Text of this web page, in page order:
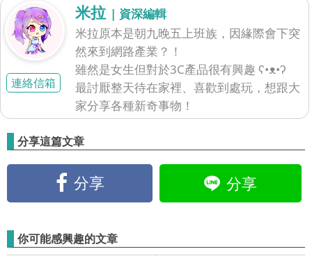
連絡信箱
米拉 | 資深編輯
米拉原本是朝九晚五上班族，因緣際會下突
然來到網路產業？！
雖然是女生但對於3C產品很有興趣 ʕ•ᴥ•ʔ
最討厭整天待在家裡、喜歡到處玩，想跟大
家分享各種新奇事物！
分享這篇文章
分享 分享
你可能感興趣的文章